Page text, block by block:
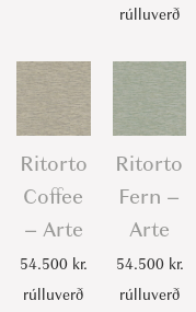
rúlluverð
Ritorto
Coffee
– Arte
54.500 kr.
rúlluverð
Ritorto
Fern –
Arte
54.500 kr.
rúlluverð